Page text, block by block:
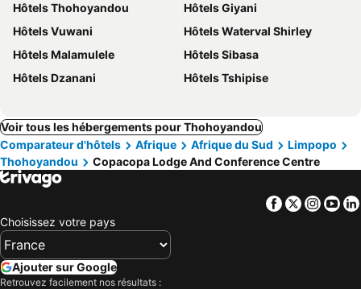
Hôtels Thohoyandou
Hôtels Giyani
Hôtels Vuwani
Hôtels Waterval Shirley
Hôtels Malamulele
Hôtels Sibasa
Hôtels Dzanani
Hôtels Tshipise
Voir tous les hébergements pour Thohoyandou
Comparateur d'hôtels
Afrique Afrique du Sud
Limpopo
Thohoyandou
Copacopa Lodge And Conference Centre
Facebook
Twitter
Choisissez votre pays
Ajouter sur Google
Retrouvez facilement nos résultats :